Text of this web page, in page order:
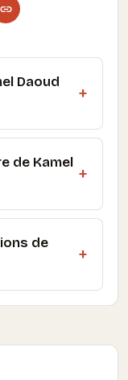
Daoud
de Kamel
de